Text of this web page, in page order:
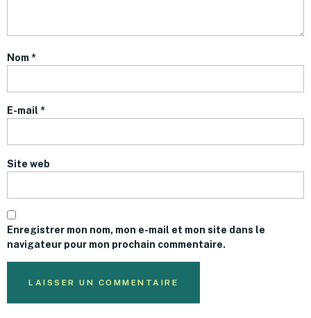
Nom *
E-mail *
Site web
Enregistrer mon nom, mon e-mail et mon site dans le
navigateur pour mon prochain commentaire.